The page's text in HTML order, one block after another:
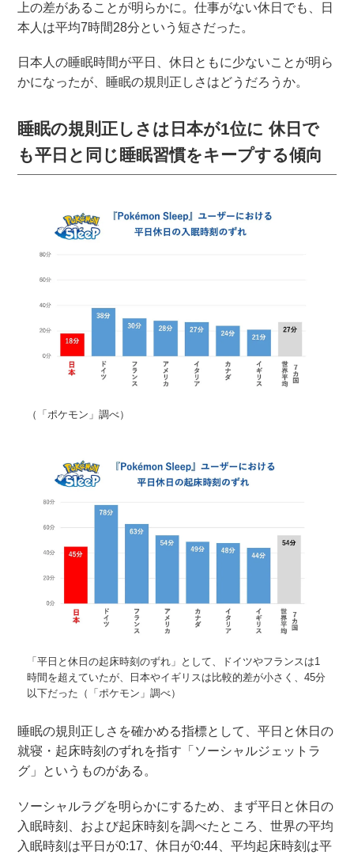
上の差があることが明らかに。仕事がない休日でも、日
本人は平均7時間28分という短さだった。
日本人の睡眠時間が平日、休日ともに少ないことが明ら
かになったが、睡眠の規則正しさはどうだろうか。
睡眠の規則正しさは日本が1位に 休日で
も平日と同じ睡眠習慣をキープする傾向
（「ポケモン」調べ）
「平日と休日の起床時刻のずれ」として、ドイツやフランスは1
時間を超えていたが、日本やイギリスは比較的差が小さく、45分
以下だった（「ポケモン」調べ）
睡眠の規則正しさを確かめる指標として、平日と休日の
就寝・起床時刻のずれを指す「ソーシャルジェットラ
グ」というものがある。
ソーシャルラグを明らかにするため、まず平日と休日の
入眠時刻、および起床時刻を調べたところ、世界の平均
入眠時刻は平日が0:17、休日が0:44、平均起床時刻は平